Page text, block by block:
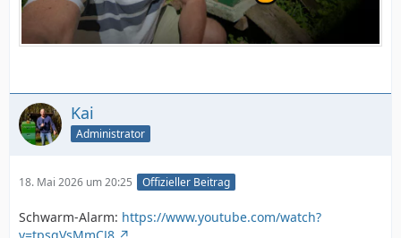
Kai
Administrator
18. Mai 2026 um 20:25 Offizieller Beitrag
Schwarm-Alarm: https://www.youtube.com/watch?